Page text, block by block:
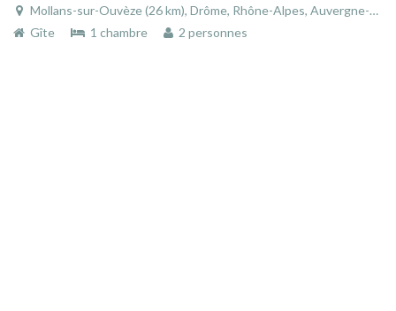
Mollans-sur-Ouvèze (26 km), Drôme, Rhône-Alpes, Auvergne-Rhône-Alpes, France
Gîte
1 chambre 2 personnes